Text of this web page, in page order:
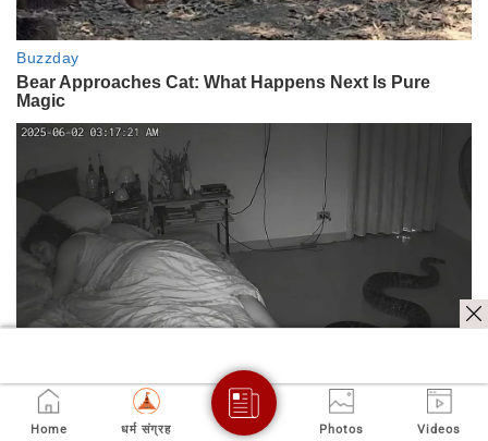
Home धर्म संग्रह Photos Videos